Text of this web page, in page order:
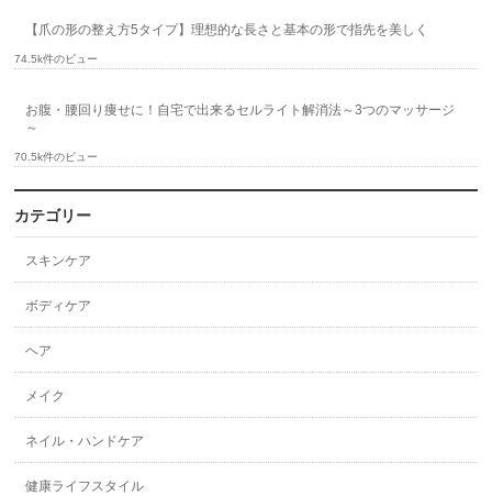
【爪の形の整え方5タイプ】理想的な長さと基本の形で指先を美しく
74.5k件のビュー
お腹・腰回り痩せに！自宅で出来るセルライト解消法～3つのマッサージ
～
70.5k件のビュー
カテゴリー
スキンケア
ボディケア
ヘア
メイク
ネイル・ハンドケア
健康ライフスタイル